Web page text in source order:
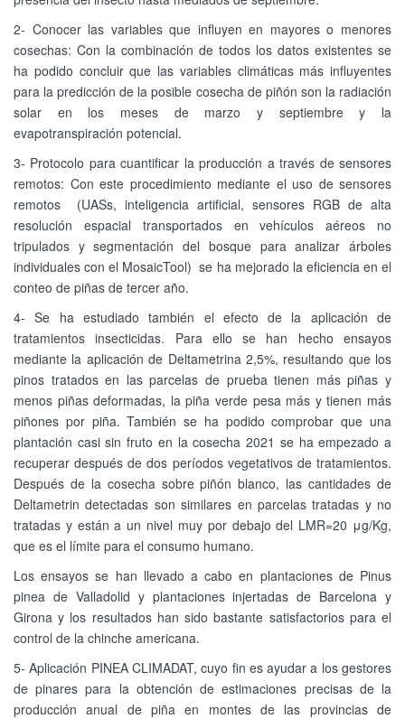
2- Conocer las variables que influyen en mayores o menores
cosechas: Con la combinación de todos los datos existentes se
ha podido concluir que las variables climáticas más influyentes
para la predicción de la posible cosecha de piñón son la radiación
solar en los meses de marzo y septiembre y la
evapotranspiración potencial.
3- Protocolo para cuantificar la producción a través de sensores
remotos: Con este procedimiento mediante el uso de sensores
remotos (UASs, inteligencia artificial, sensores RGB de alta
resolución espacial transportados en vehículos aéreos no
tripulados y segmentación del bosque para analizar árboles
individuales con el MosaicTool) se ha mejorado la eficiencia en el
conteo de piñas de tercer año.
4- Se ha estudiado también el efecto de la aplicación de
tratamientos insecticidas. Para ello se han hecho ensayos
mediante la aplicación de Deltametrina 2,5%, resultando que los
pinos tratados en las parcelas de prueba tienen más piñas y
menos piñas deformadas, la piña verde pesa más y tienen más
piñones por piña. También se ha podido comprobar que una
plantación casi sin fruto en la cosecha 2021 se ha empezado a
recuperar después de dos períodos vegetativos de tratamientos.
Después de la cosecha sobre piñón blanco, las cantidades de
Deltametrin detectadas son similares en parcelas tratadas y no
tratadas y están a un nivel muy por debajo del LMR=20 μg/Kg,
que es el límite para el consumo humano.
Los ensayos se han llevado a cabo en plantaciones de Pinus
pinea de Valladolid y plantaciones injertadas de Barcelona y
Girona y los resultados han sido bastante satisfactorios para el
control de la chinche americana.
5- Aplicación PINEA CLIMADAT, cuyo fin es ayudar a los gestores
de pinares para la obtención de estimaciones precisas de la
producción anual de piña en montes de las provincias de